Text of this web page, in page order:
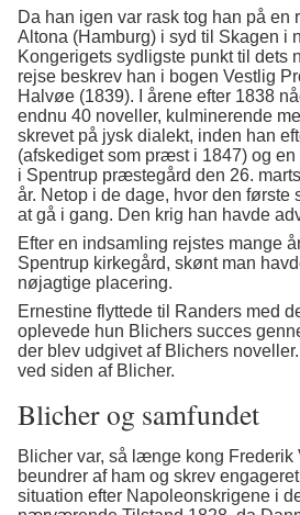
Da han igen var rask tog han på en
Altona (Hamburg) i syd til Skagen i
Kongerigets sydligste punkt til dets
rejse beskrev han i bogen Vestlig
Halvøe (1839). I årene efter 1838
endnu 40 noveller, kulminerende
skrevet på jysk dialekt, inden han
(afskediget som præst i 1847) og
i Spentrup præstegård den 26.
år. Netop i de dage, hvor den første
at gå i gang. Den krig han havde
Efter en indsamling rejstes mange
Spentrup kirkegård, skønt man
nøjagtige placering.
Ernestine flyttede til Randers med
oplevede hun Blichers succes
der blev udgivet af Blichers
ved siden af Blicher.
Blicher og samfundet
Blicher var, så længe kong Frederik
beundrer af ham og skrev
situation efter Napoleonskrigene i